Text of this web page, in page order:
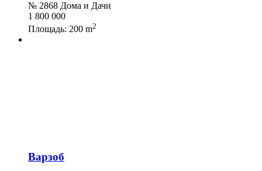
№ 2868 Дома и Дачи
1 800 000
Площадь: 200 m2
Варзоб